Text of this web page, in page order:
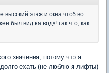
высокий этаж и окна чтоб во
был вид на воду! так что, как
значения, потому что я
ехать (не люблю я лифты)